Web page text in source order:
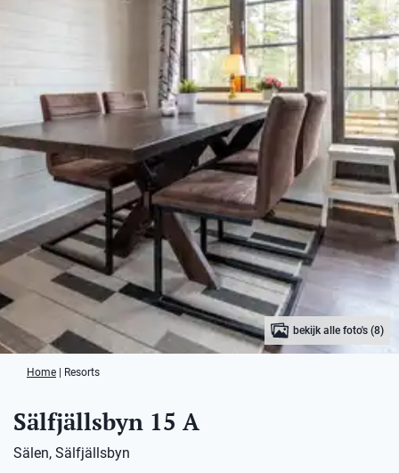
bekijk alle foto's (8)
Home Resorts
Sälfjällsbyn 15 A
Sälen, Sälfjällsbyn